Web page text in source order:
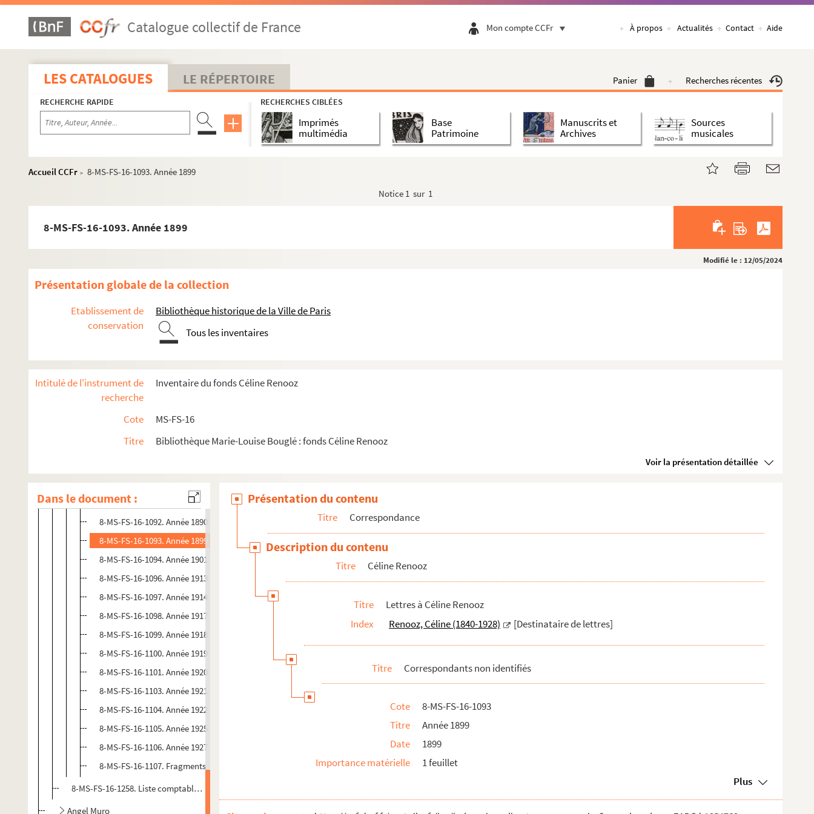
Catalogue collectif de France Mon compte CCFr À propos Actualités Contact Aide
LES CATALOGUES LE RÉPERTOIRE Panier Recherches récentes
RECHERCHE RAPIDE RECHERCHES CIBLÉES
Imprimés
multimédia
Base
Patrimoine
Manuscrits et
Archives
Sources
musicales
Accueil CCFr > 8-MS-FS-16-1093. Année 1899
Notice 1 sur 1
8-MS-FS-16-1093. Année 1899
Modifié le : 12/05/2024
Présentation globale de la collection
Etablissement de
conservation
Bibliothèque historique de la Ville de Paris
Tous les inventaires
Intitulé de l'instrument de
recherche
Inventaire du fonds Céline Renooz
Cote
MS-FS-16
Titre
Bibliothèque Marie-Louise Bouglé : fonds Céline Renooz
Voir la présentation détaillée
Dans le document :
F
G
H
I
J
K
T
U
V
X-Z
Correspondants non identifiés désignés par un prénom
4-MS-FS-16-0993. Année 1866
4-MS-FS-16-0726. Année 1885
8-MS-FS-16-1091. Année 1888
8-MS-FS-16-1092. Année 1890
8-MS-FS-16-1093. Année 1899
8-MS-FS-16-1094. Année 1901
8-MS-FS-16-1096. Année 1913
8-MS-FS-16-1097. Année 1914
8-MS-FS-16-1098. Année 1917
8-MS-FS-16-1099. Année 1918
8-MS-FS-16-1100. Année 1919
8-MS-FS-16-1101. Année 1920
8-MS-FS-16-1103. Année 1921
8-MS-FS-16-1104. Année 1922
8-MS-FS-16-1105. Année 1925
8-MS-FS-16-1106. Année 1927
8-MS-FS-16-1107. Fragments
8-MS-FS-16-1258. Liste comptable de lettres envoyées et reçues entre 1880 et 1892
Angel Muro
Présentation du contenu
Titre Correspondance
Description du contenu
Titre Céline Renooz
Titre
Lettres à Céline Renooz
Index
Renooz, Céline (1840-1928) [Destinataire de lettres]
Titre Correspondants non identifiés
Cote
8-MS-FS-16-1093
Titre
Année 1899
Date
1899
Importance matérielle
1 feuillet
Plus